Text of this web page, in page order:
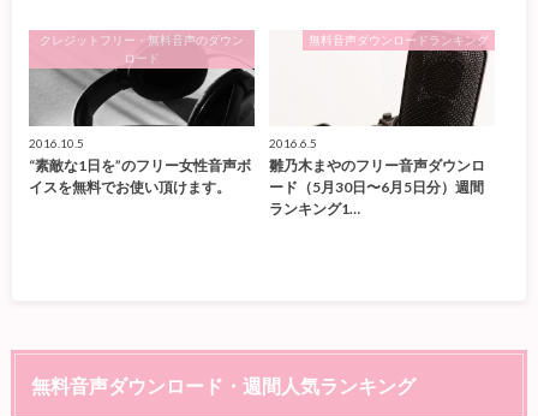
クレジットフリー・無料音声のダウン
ロード
2016.10.5
“素敵な1日を”のフリー女性音声ボ
イスを無料でお使い頂けます。
無料音声ダウンロードランキング
2016.6.5
雛乃木まやのフリー音声ダウンロ
ード（5月30日〜6月5日分）週間
ランキング1…
無料音声ダウンロード・週間人気ランキング